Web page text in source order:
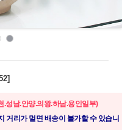
성남.안양.의왕.하남.용인일부)
리가 멀면 배송이 불가할 수 있습니